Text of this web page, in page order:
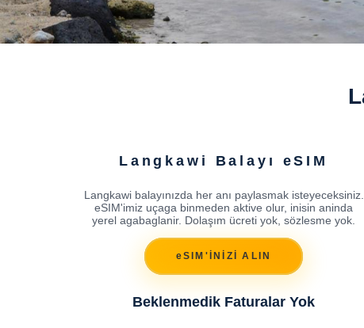
Langkawi Balayı eSIM
Langkawi balayınızda her anı paylasmak isteyeceksiniz.
eSIM'imiz uçaga binmeden aktive olur, inisin aninda
yerel agabaglanir. Dolaşım ücreti yok, sözlesme yok.
eSIM'İNİZİ ALIN
Beklenmedik Faturalar Yok